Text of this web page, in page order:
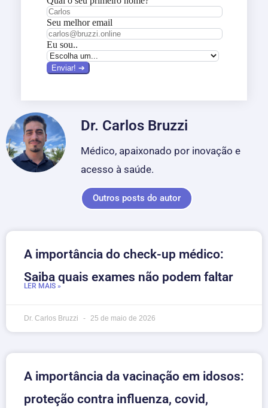
Dr. Carlos Bruzzi
Médico, apaixonado por inovação e
acesso à saúde.
Outros posts do autor
A importância do check-up médico:
Saiba quais exames não podem faltar
LER MAIS »
Dr. Carlos Bruzzi 25 de maio de 2026
A importância da vacinação em idosos:
proteção contra influenza, covid,